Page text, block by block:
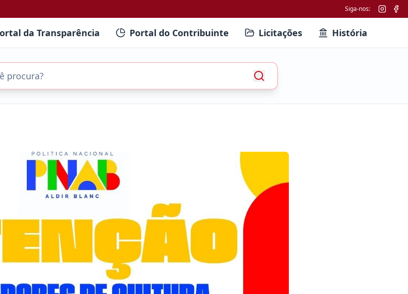
Siga-nos:
da Transparência Portal do Contribuinte Licitações História